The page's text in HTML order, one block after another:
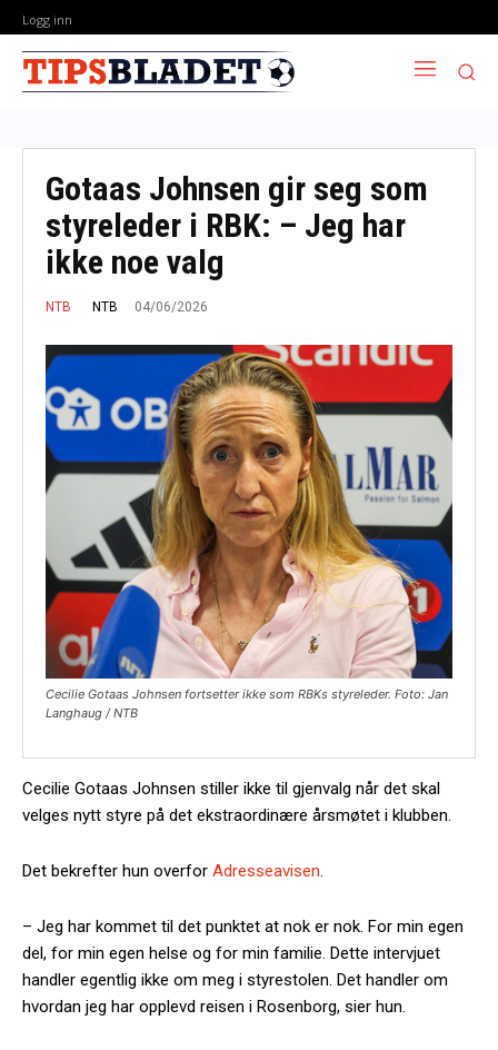
Logg inn
Gotaas Johnsen gir seg som
styreleder i RBK: – Jeg har
ikke noe valg
NTB NTB 04/06/2026
Cecilie Gotaas Johnsen fortsetter ikke som RBKs styreleder. Foto: Jan
Langhaug / NTB
Cecilie Gotaas Johnsen stiller ikke til gjenvalg når det skal
velges nytt styre på det ekstraordinære årsmøtet i klubben.
Det bekrefter hun overfor Adresseavisen
– Jeg har kommet til det punktet at nok er nok. For min egen
del, for min egen helse og for min familie. Dette intervjuet
handler egentlig ikke om meg i styrestolen. Det handler om
hvordan jeg har opplevd reisen i Rosenborg, sier hun.